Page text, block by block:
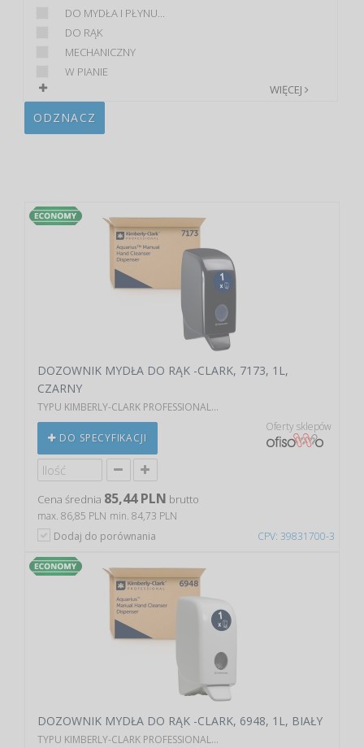
DO MYDŁA I PŁYNU...
DO RĄK
MECHANICZNY
W PIANIE
WIĘCEJ
ODZNACZ
CPV: 39831700-3
DOZOWNIK MYDŁA DO RĄK -CLARK, 7173, 1L,
CZARNY
TYPU KIMBERLY-CLARK PROFESSIONAL...
DO SPECYFIKACJI
Oferty sklepów
Cena średnia 85,44 PLN brutto
max. 86,85 PLN min. 84,73 PLN
Dodaj do porównania
DOZOWNIK MYDŁA DO RĄK -CLARK, 6948, 1L, BIAŁY
TYPU KIMBERLY-CLARK PROFESSIONAL...